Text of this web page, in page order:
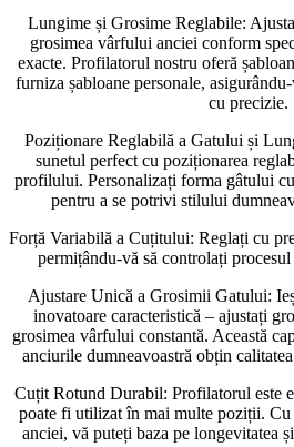
Lungime și Grosime Reglabile:
grosimea vârfului anciei conform
exacte. Profilatorul nostru oferă
furniza șabloane personale,
cu precizie.
Poziționare Reglabilă a Gatului și
sunetul perfect cu poziționarea
profilului. Personalizați forma gâtului
pentru a se potrivi stilului
Forță Variabilă a Cuțitului: Reglați cu
permițându-vă să controlați
Ajustare Unică a Grosimii Gatului:
inovatoare caracteristică – ajustați
grosimea vârfului constantă. Această
anciurile dumneavoastră obțin
Cuțit Rotund Durabil: Profilatorul este
poate fi utilizat în mai multe poziții. Cu
anciei, vă puteți baza pe longevitatea